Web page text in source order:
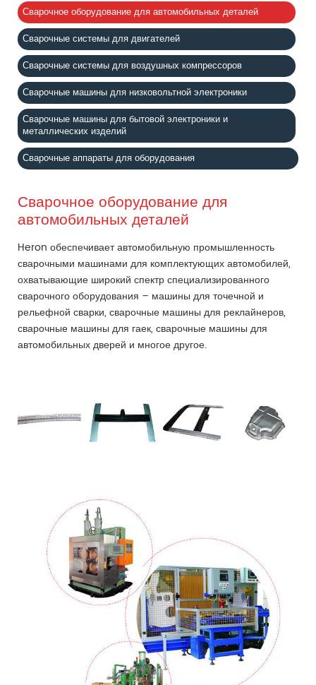
Сварочное оборудование для автомобильных деталей
Сварочные системы для двигателей
Сварочные системы для воздушных компрессоров
Сварочные машины для низковольтной электроники
Сварочные машины для бытовой электроники и
металлических изделий
Сварочные аппараты для оборудования
Сварочное оборудование для
автомобильных деталей
Heron обеспечивает автомобильную промышленность
сварочными машинами для комплектующих автомобилей,
охватывающие широкий спектр специализированного
сварочного оборудования – машины для точечной и
рельефной сварки, сварочные машины для реклайнеров,
сварочные машины для гаек, сварочные машины для
автомобильных дверей и многое другое.